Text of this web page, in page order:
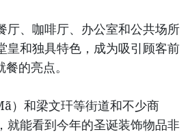
厅、咖啡厅、办公室和公共场所
皇和独具特色，成为吸引顾客前
的亮点。
）和梁文玕等街道和不少商
就能看到今年的圣诞装饰物品非